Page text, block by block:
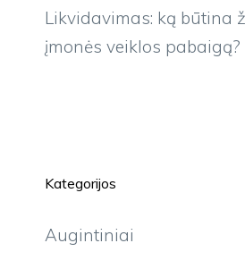
Likvidavimas: ką būtina
įmonės veiklos pabaigą?
Kategorijos
Augintiniai